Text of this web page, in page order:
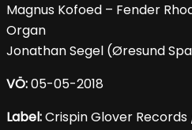
Magnus Kofoed – Fender
Organ
Jonathan Segel (Øresund
VÖ:05-05-2018
Label:Crispin Glover